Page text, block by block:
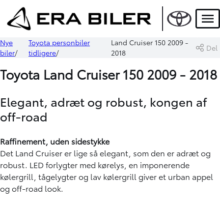
Nye
biler
Toyota personbiler
tidligere
Land Cruiser 150 2009 -
2018
Del
Toyota Land Cruiser 150 2009 - 2018
Elegant, adræt og robust, kongen af
off-road
Raffinement, uden sidestykke
Det Land Cruiser er lige så elegant, som den er adræt og
robust. LED forlygter med kørelys, en imponerende
kølergrill, tågelygter og lav kølergrill giver et urban appel
og off-road look.